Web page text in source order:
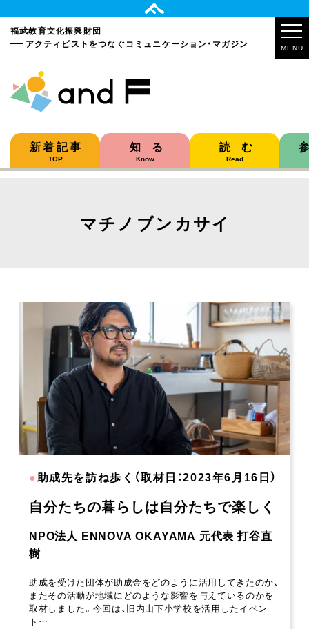
福武教育文化振興財団
アクティビストをつなぐコミュニケーション・マガジン MENU
新着記事
TOP
知る
Know
読む
Read
マチノブンカサイ
●助成先を訪ね歩く（取材日：2023年6月16日）
自分たちの暮らしは自分たちで楽しく
NPO法人 ENNOVA OKAYAMA 元代表 打谷直
樹
助成を受けた団体が助成金をどのように活用してきたのか、
またその活動が地域にどのような影響を与えているのかを
取材しました。今回は、旧内山下小学校を活用したイベン
ト…